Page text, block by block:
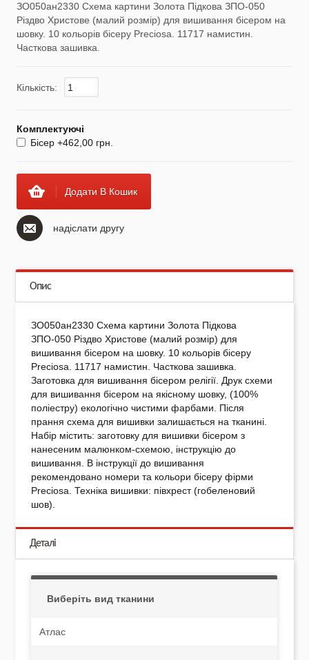
Великодні рушники з принтом
Маски захисні
ЗО050ан2330 Схема картини Золота Підкова ЗПО-050
Різдво Христове (малий розмір) для вишивання бісером на
шовку. 10 кольорів бісеру Preciosa. 11717 намистин.
Часткова зашивка.
Кількість:
Комплектуючі
Бісер +462,00 грн.
Додати В Кошик
надіслати другу
Опис
ЗО050ан2330 Схема картини Золота Підкова
ЗПО-050 Різдво Христове (малий розмір) для
вишивання бісером на шовку. 10 кольорів бісеру
Preciosa. 11717 намистин. Часткова зашивка.
Заготовка для вишивання бісером релігії. Друк схеми
для вишивання бісером на якісному шовку, (100%
поліестру) екологічно чистими фарбами. Після
прання схема для вишивки залишається на тканині.
Набір містить: заготовку для вишивки бісером з
нанесеним малюнком-схемою, інструкцію до
вишивання. В інструкції до вишивання
рекомендовано номери та кольори бісеру фірми
Preciosa. Техніка вишивки: півхрест (гобеленовий
шов).
Деталі
Виберіть вид тканини
Атлас